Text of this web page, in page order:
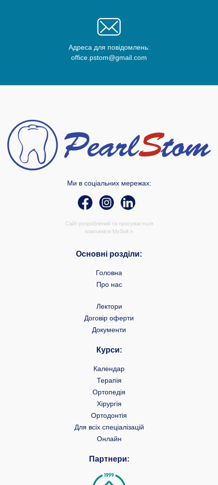
Адреса для повідомлень:
office.pstom@gmail.com
Ми в соціальних мережах:
Сайт розроблений та просувається
компанією MySvit »
Основні розділи:
Головна
Про нас
Лектори
Договір оферти
Документи
Курси:
Календар
Терапія
Ортопедія
Хірургія
Ортодонтія
Для всіх спеціалізацій
Онлайн
Партнери: